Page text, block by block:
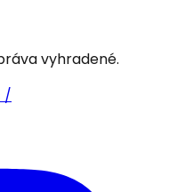
vyhradené.
/